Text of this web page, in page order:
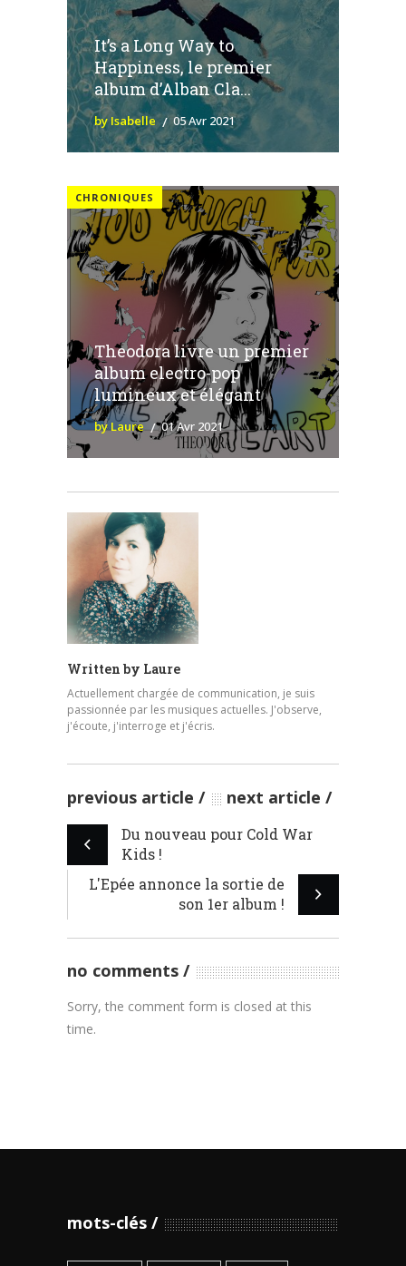
It’s a Long Way to
Happiness, le premier
album d’Alban Cla...
by Isabelle 05 Avr 2021
CHRONIQUES
Theodora livre un premier
album electro-pop
lumineux et élégant
by Laure 01 Avr 2021
Written by Laure
Actuellement chargée de communication, je suis
passionnée par les musiques actuelles. J'observe,
j'écoute, j'interroge et j'écris.
previous article next article
Du nouveau pour Cold War
Kids !
L'Epée annonce la sortie de
son 1er album !
no comments
Sorry, the comment form is closed at this
time.
mots-clés